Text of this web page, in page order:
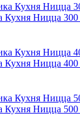
Ницца
Ницца
Ницца